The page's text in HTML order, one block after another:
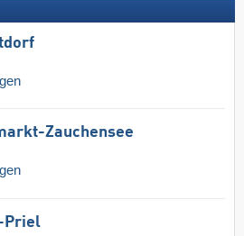
Zauchensee
Priel